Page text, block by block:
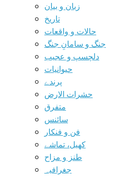
زبان و بیان
تاریخ
حالات و واقعات
جنگ و سامانِ جنگ
دلچسپ و عجیب
حیوانیات
پرندے
حشرات الارض
متفرق
سائنس
فن و فنکار
کھیل، تماشے
طنز و مزاح
جغرافیہ